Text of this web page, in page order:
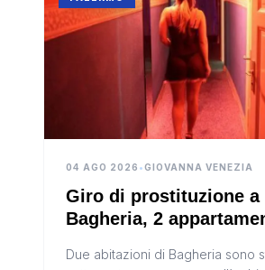
04 AGO 2026 •GIOVANNA VENEZIA
Giro di prostituzione a
Bagheria, 2
Due abitazioni di Bagheria sono